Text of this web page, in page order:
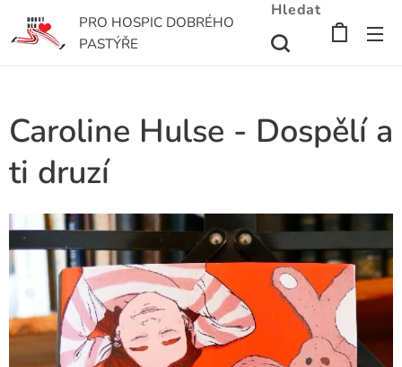
PRO HOSPIC DOBRÉHO
PASTÝŘE
Hledat
Caroline Hulse - Dospělí a
ti druzí